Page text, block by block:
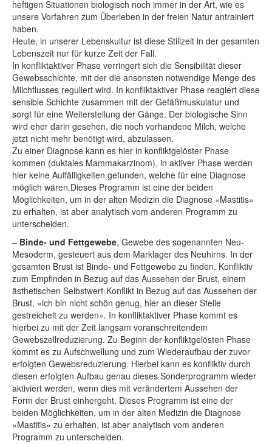
heftigen Situationen biologisch noch immer in der Art, wie es
unsere Vorfahren zum Überleben in der freien Natur antrainiert
haben.
Heute, in unserer Lebenskultur ist diese Stillzeit in der gesamten
Lebenszeit nur für kurze Zeit der Fall.
In konfliktaktiver Phase verringert sich die Sensibilität dieser
Gewebsschichte, mit der die ansonsten notwendige Menge des
Milchflusses reguliert wird. In konfliktaktiver Phase reagiert diese
sensible Schichte zusammen mit der Gefäßmuskulatur und
sorgt für eine Weiterstellung der Gänge. Der biologische Sinn
wird eher darin gesehen, die noch vorhandene Milch, welche
jetzt nicht mehr benötigt wird, abzulassen.
Zu einer Diagnose kann es hier in konfliktgelöster Phase
kommen (duktales Mammakarzinom), in aktiver Phase werden
hier keine Auffälligkeiten gefunden, welche für eine Diagnose
möglich wären.Dieses Programm ist eine der beiden
Möglichkeiten, um in der alten Medizin die Diagnose «Mastitis»
zu erhalten, ist aber analytisch vom anderen Programm zu
unterscheiden.
– Binde- und Fettgewebe, Gewebe des sogenannten Neu-
Mesoderm, gesteuert aus dem Marklager des Neuhirns. In der
gesamten Brust ist Binde- und Fettgewebe zu finden. Konfliktiv
zum Empfinden in Bezug auf das Aussehen der Brust, einem
ästhetischen Selbstwert-Konflikt in Bezug auf das Aussehen der
Brust, «ich bin nicht schön genug, hier an dieser Stelle
gestreichelt zu werden». In konfliktaktiver Phase kommt es
hierbei zu mit der Zeit langsam voranschreitendem
Gewebszellreduzierung. Zu Beginn der konfliktgelösten Phase
kommt es zu Aufschwellung und zum Wiederaufbau der zuvor
erfolgten Gewebsreduzierung. Hierbei kann es konfliktiv durch
diesen erfolgten Aufbau genau dieses Sonderprogramm wieder
aktiviert werden, wenn dies mit verändertem Aussehen der
Form der Brust einhergeht. Dieses Programm ist eine der
beiden Möglichkeiten, um in der alten Medizin die Diagnose
«Mastitis» zu erhalten, ist aber analytisch vom anderen
Programm zu unterscheiden.